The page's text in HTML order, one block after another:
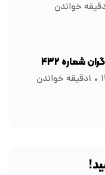
شماره ۴۳۲
۱دقیقه خواندن